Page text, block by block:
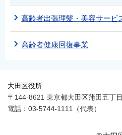
高齢者出張理髪・美容サービ
高齢者健康回復事業
大田区役所
〒144-8621 東京都大田区蒲田五丁
電話：03-5744-1111（代表）